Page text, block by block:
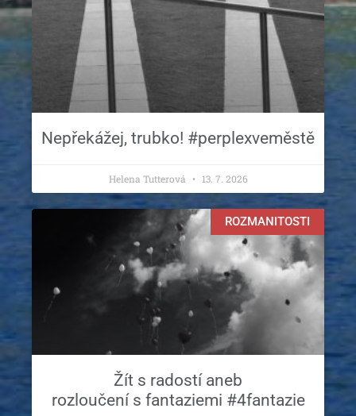
Nepřekážej, trubko! #perplexveměstě
Helena Tutterová 13. 7. 2026
ROZMANITOSTI
Žít s radostí aneb
rozloučení s fantaziemi #4fantazie